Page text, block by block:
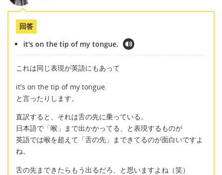
回答
it's on the tip of my tongue.
これは同じ表現が英語にもあって
it's on the tip of my tongue.
と言ったりします。
直訳すると、それは舌の先に乗っている。
日本語で「喉」まで出かかってる、と表現するものが
英語では喉を超えて「舌の先」まできてるのが面白いですよ
ね。
舌の先まできたらもう出るだろ、と思いますよね（笑）